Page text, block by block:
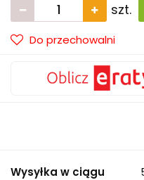
szt.
Do przechowalni
Wysyłka w ciągu